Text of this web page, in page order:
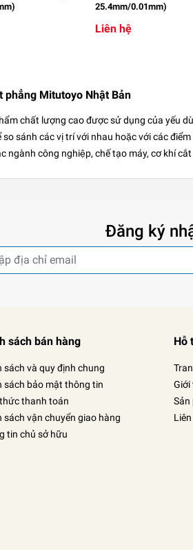
25.4mm/0.01mm)
Liên hệ
Mitutoyo Nhật Bản
chất lượng cao được sử dụng của yếu
sánh các vị trí với nhau hoặc với các
công nghiệp, chế tạo máy, cơ khí
Đăng ký
sách bán hàng
sách và quy định chung
sách bảo mật thông tin
thanh toán
sách vận chuyển giao hàng
tin chủ sở hữu
Hỗ
Giới
Sản